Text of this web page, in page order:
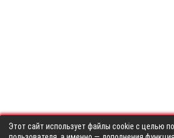
Этот сайт использует файлы cookie с целью